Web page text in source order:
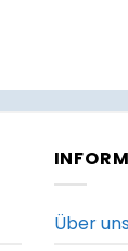
Über uns